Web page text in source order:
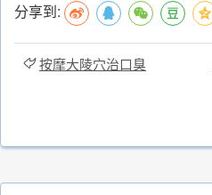
分享到:
按摩大陵穴治口臭